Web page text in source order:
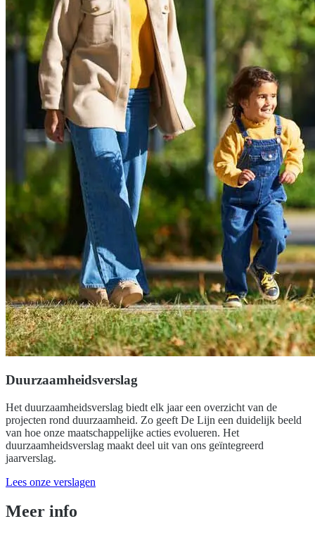
Duurzaamheidsverslag
Het duurzaamheidsverslag biedt elk jaar een overzicht van de
projecten rond duurzaamheid. Zo geeft De Lijn een duidelijk beeld
van hoe onze maatschappelijke acties evolueren. Het
duurzaamheidsverslag maakt deel uit van ons geïntegreerd
jaarverslag.
Lees onze verslagen
Meer info